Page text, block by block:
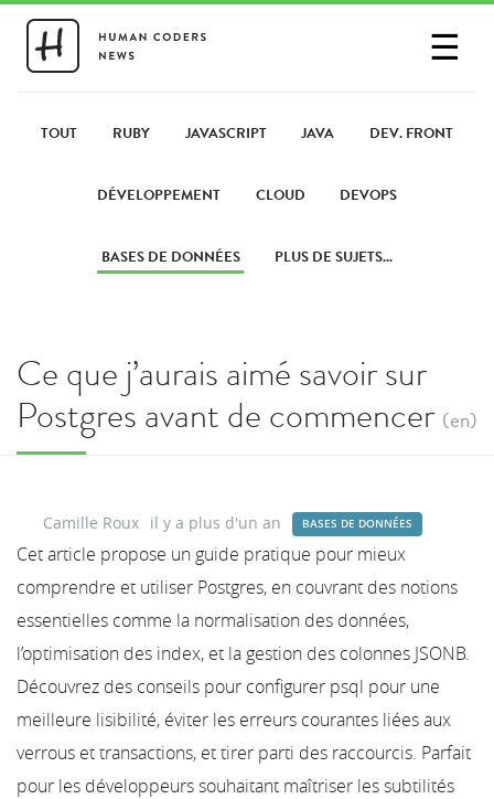
☰
PARTAGER UN LIEN
TOUT RUBY JAVASCRIPT JAVA DEV. FRONT
DÉVELOPPEMENT CLOUD DEVOPS
BASES DE DONNÉES PLUS DE SUJETS...
Ce que j’aurais aimé savoir sur
Postgres avant de commencer (en)
Camille Roux il y a plus d'un an BASES DE DONNÉES
Cet article propose un guide pratique pour mieux
comprendre et utiliser Postgres, en couvrant des notions
essentielles comme la normalisation des données,
l’optimisation des index, et la gestion des colonnes JSONB.
Découvrez des conseils pour configurer psql pour une
meilleure lisibilité, éviter les erreurs courantes liées aux
verrous et transactions, et tirer parti des raccourcis. Parfait
pour les développeurs souhaitant maîtriser les subtilités